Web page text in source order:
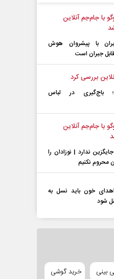
با جام‌جم آنلاین
با پیشرو‌ان هوش
جبران است
بررسی کرد
باج‌گیری در لباس
با جام‌جم آنلاین
ندارد | نوزادان را
محروم نکنیم
خون باید نسل به
شود
بینی
خرید گوشی